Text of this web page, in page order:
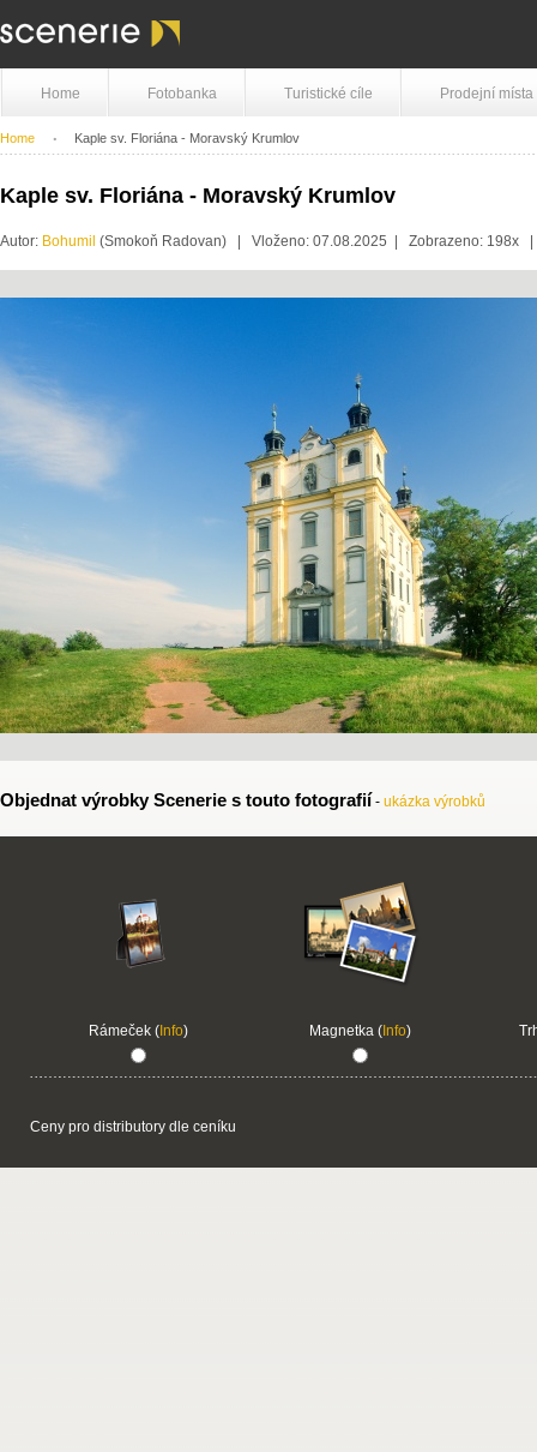
Home Fotobanka Turistické cíle Prodejní místa
Home Kaple sv. Floriána - Moravský Krumlov
Kaple sv. Floriána - Moravský Krumlov
Autor: Bohumil (Smokoň Radovan) | Vloženo: 07.08.2025 | Zobrazeno: 198x
Objednat výrobky Scenerie s touto fotografií - ukázka výrobků
Rámeček (Info) Magnetka (Info)
Ceny pro distributory dle ceníku